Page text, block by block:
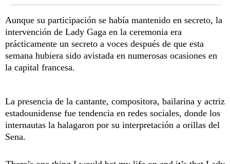
Aunque su participación se había mantenido en secreto, la
intervención de Lady Gaga en la ceremonia era
prácticamente un secreto a voces después de que esta
semana hubiera sido avistada en numerosas ocasiones en
la capital francesa.
La presencia de la cantante, compositora, bailarina y actriz
estadounidense fue tendencia en redes sociales, donde los
internautas la halagaron por su interpretación a orillas del
Sena.